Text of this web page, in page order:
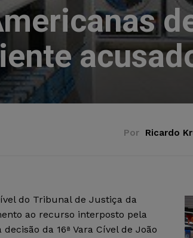
Por Ricardo
do Tribunal de Justiça da
ao recurso interposto pela
da 16ª Vara Cível de João